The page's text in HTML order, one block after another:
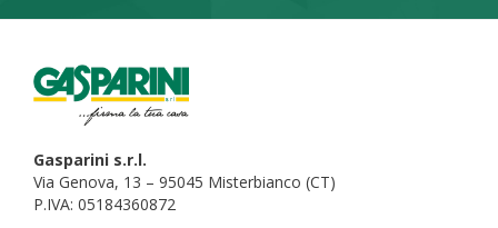
Gasparini s.r.l.
Via Genova, 13 – 95045 Misterbianco (CT)
P.IVA: 05184360872